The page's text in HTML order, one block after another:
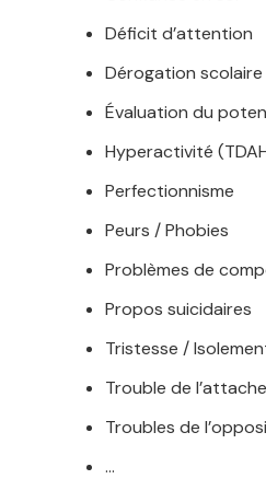
Déficit d’attention
Dérogation scolaire
Évaluation du
Hyperactivité
Perfectionnisme
Peurs / Phobies
Problèmes de
Propos suicidaires
Tristesse /
Trouble de
Troubles de
…